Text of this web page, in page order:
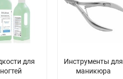
для
ногтей
​Инструменты для
маникюра